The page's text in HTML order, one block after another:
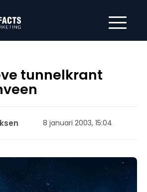
tunnelkrant
8 januari 2003, 15:04